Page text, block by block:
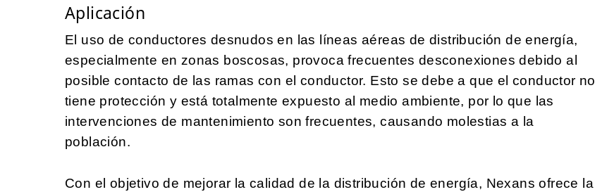
Aplicación
El uso de conductores desnudos en las líneas aéreas de distribución de energía,
especialmente en zonas boscosas, provoca frecuentes desconexiones debido al
posible contacto de las ramas con el conductor. Esto se debe a que el conductor no
tiene protección y está totalmente expuesto al medio ambiente, por lo que las
intervenciones de mantenimiento son frecuentes, causando molestias a la
población.
Con el objetivo de mejorar la calidad de la distribución de energía, Nexans ofrece la